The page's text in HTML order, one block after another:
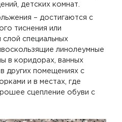
детских комнат.
– достигаются с
тиснения или
слой специальных
линолеумные
в коридорах, ванных
других помещениях с
и в местах, где
сцепление обуви с